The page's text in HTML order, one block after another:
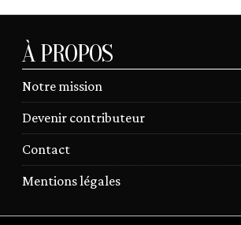
À PROPOS
Notre mission
Devenir contributeur
Contact
Mentions légales